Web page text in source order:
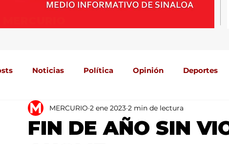
Noticias Política Opinión Deportes
Agricultura México Mundo Portada 2
FIN DE AÑO SIN
MERCURIO 2 ene 2023 2 min de lectura